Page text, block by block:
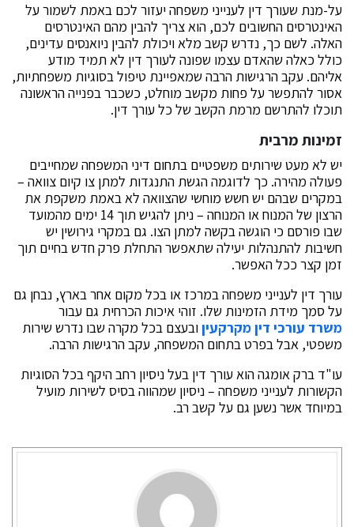
על-מנת שעורך דין לענייני משפחה יעזור לכם באמת לשמור על
האינטרסים החשובים לכם, הוא צריך להבין מהם האינטרסים
האלה. לשם כך, נדרש קשב מלא ויכולת להבין ניואנסים עדינים,
כולל כאלה שהאדם עצמו שפונה לעורך דין לא תמיד מודע
אליהם. עקב הרגישות הרבה שמאפיינת טיפול בסוגיות משפחתיות,
אסור להתפשר על פחות מקשב מוחלט, כשכבר בפנייה הראשונה
תוכלו להתרשם מרמת הקשב של כל עורך דין.
זמינות מרבית
יש לא מעט שירותים משפטיים בתחום דיני המשפחה שמחייבים
פעולה מהירה. כך לדוגמה הגשת התנגדות למתן צו קיום צוואה –
במקרים שבהם יש חשש מוחשי שהצוואה לא באמת משקפת את
הרצון של המנוח או המנוחה – ניתן להגיש תוך 14 ימים מהמועד
שבו פורסם כי הוגשה בקשה למתן הצו. גם במקרי גירושין יש
חשיבות להתנהלות יעילה שתאפשר התחלת פרק חדש בחיים תוך
זמן קצר ככל האפשר.
עורך דין לענייני משפחה במרכז או בכל מקום אחר בארץ, נבחן גם
על סמך מידת הזמינות שלו. זוהי איכות הכרחית גם עבור
משרד עורכי דין מקרקעיןובעצם בכל מקרה שבו נדרש שירות
משפטי, אבל בפרט בתחום המשפחה, עקב הרגישות הרבה.
עו"ד ברק אומגה הוא עורך דין בעל ניסיון רחב היקף בכל הסוגיות
הקשורות לענייני משפחה – ניסיון שמהווה בסיס לשירות מועיל
במיוחד אשר נשען גם על קשב רב.